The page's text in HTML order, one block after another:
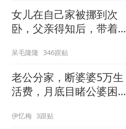
女儿在自己家被挪到次
卧，父亲得知后，带着中
呆毛隆隆 346跟贴
老公分家，断婆婆5万生
活费，月底目睹公婆困
伊忆梅 3跟贴